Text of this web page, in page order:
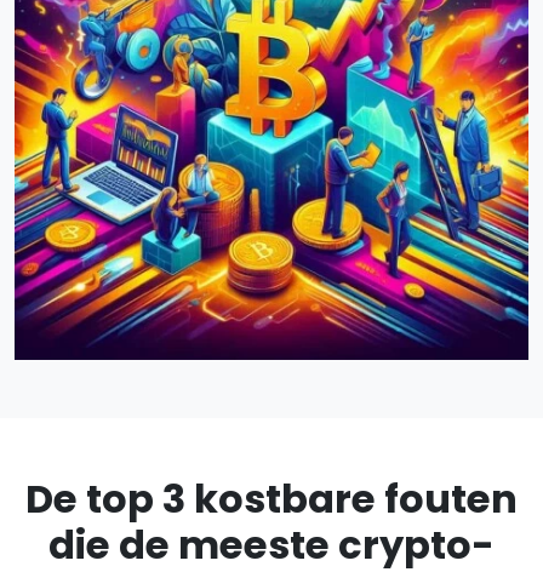
De top 3 kostbare fouten
die de meeste crypto-